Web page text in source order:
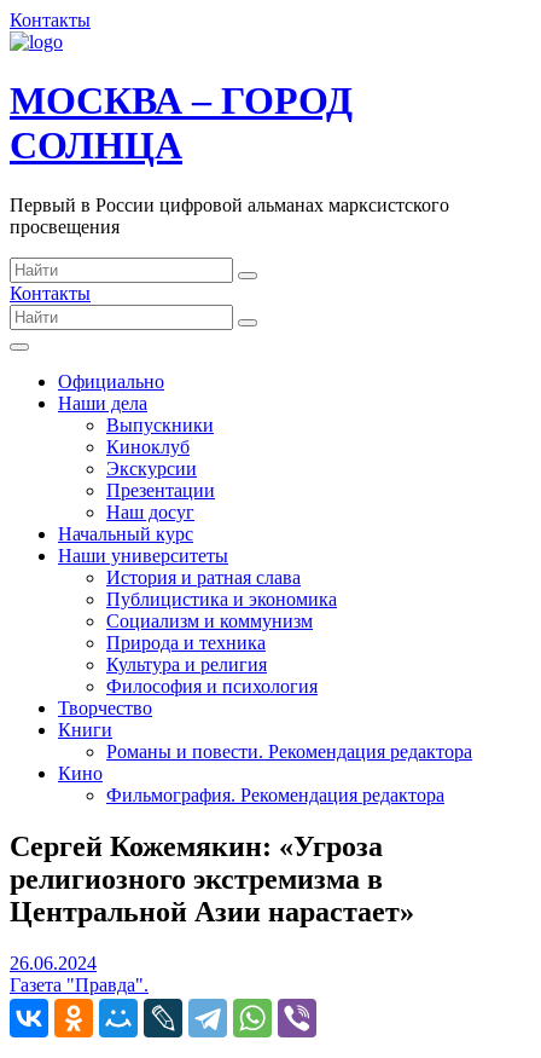
Контакты
МОСКВА – ГОРОД
СОЛНЦА
Первый в России цифровой альманах марксистского
просвещения
Контакты
Официально
Наши дела
Выпускники
Киноклуб
Экскурсии
Презентации
Наш досуг
Начальный курс
Наши университеты
История и ратная слава
Публицистика и экономика
Социализм и коммунизм
Природа и техника
Культура и религия
Философия и психология
Творчество
Книги
Романы и повести. Рекомендация редактора
Кино
Фильмография. Рекомендация редактора
Сергей Кожемякин: «Угроза
религиозного экстремизма в
Центральной Азии нарастает»
26.06.202426.06.2024
Газета "Правда".